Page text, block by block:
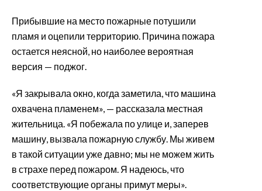
Прибывшие на место пожарные потушили
пламя и оцепили территорию. Причина пожара
остается неясной, но наиболее вероятная
версия — поджог.
«Я закрывала окно, когда заметила, что машина
охвачена пламенем», — рассказала местная
жительница. «Я побежала по улице и, заперев
машину, вызвала пожарную службу. Мы живем
в такой ситуации уже давно; мы не можем жить
в страхе перед пожаром. Я надеюсь, что
соответствующие органы примут меры».